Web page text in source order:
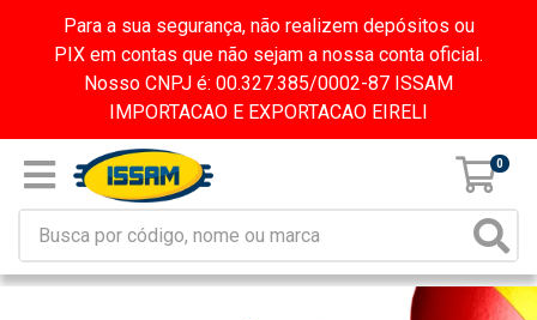
Para a sua segurança, não realizem depósitos ou
PIX em contas que não sejam a nossa conta oficial.
Nosso CNPJ é: 00.327.385/0002-87 ISSAM
IMPORTACAO E EXPORTACAO EIRELI
0